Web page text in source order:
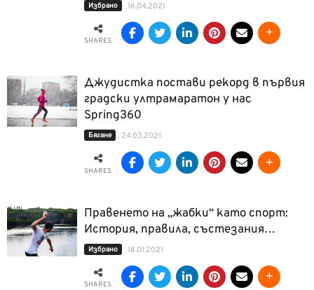
Избрано 16.04.2021
SHARES
Джудистка постави рекорд в първия
градски ултрамаратон у нас
Spring360
Бягане 24.03.2021
SHARES
Правенето на „жабки“ като спорт:
История, правила, състезания…
Избрано 18.01.2021
SHARES